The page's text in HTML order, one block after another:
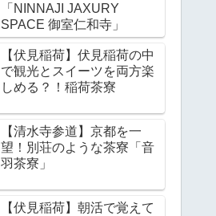
「NINNAJI JAXURY
SPACE 御室仁和寺」
【伏見稲荷】伏見稲荷の中
で観光とスイーツを両方楽
しめる？！稲荷茶寮
【清水寺参道】京都を一
望！別荘のような茶寮「音
羽茶寮」
【伏見稲荷】朝活で覚えて